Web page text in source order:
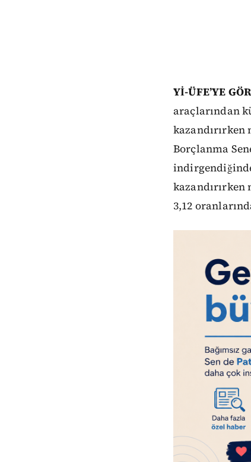
Yİ-ÜFE’YE
araçlarından
kazandırırken
Borçlanma
kazandırırken
3,12